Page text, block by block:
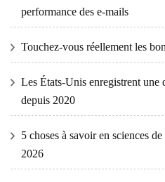
performance des e-mails
Touchez-vous réellement les
Les États-Unis enregistrent
depuis 2020
5 choses à savoir en sciences
2026